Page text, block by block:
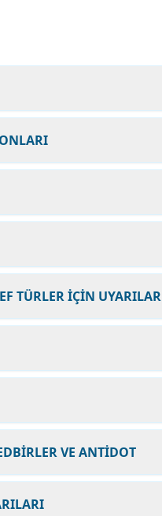
TÜRLER İÇİN UYARILAR
VE ANTİDOT